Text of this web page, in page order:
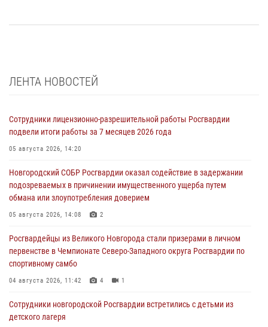
ЛЕНТА НОВОСТЕЙ
Сотрудники лицензионно-разрешительной работы Росгвардии
подвели итоги работы за 7 месяцев 2026 года
05 августа 2026, 14:20
Новгородский СОБР Росгвардии оказал содействие в задержании
подозреваемых в причинении имущественного ущерба путем
обмана или злоупотребления доверием
05 августа 2026, 14:08 2
Росгвардейцы из Великого Новгорода стали призерами в личном
первенстве в Чемпионате Северо-Западного округа Росгвардии по
спортивному самбо
04 августа 2026, 11:42 4 1
Сотрудники новгородской Росгвардии встретились с детьми из
детского лагеря